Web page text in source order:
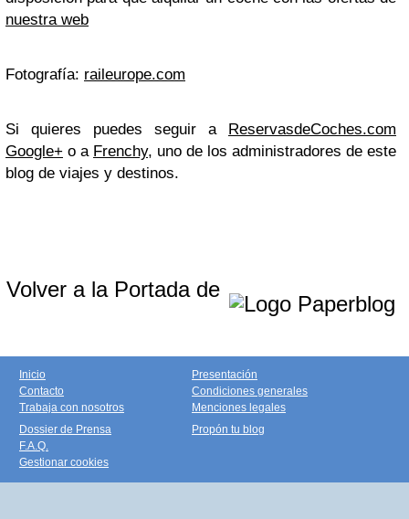
nuestra web
Fotografía: raileurope.com
Si quieres puedes seguir a ReservasdeCoches.com
Google+ o a Frenchy, uno de los administradores de este
blog de viajes y destinos.
Volver a la Portada de
Inicio
Contacto
Trabaja con nosotros
Presentación
Condiciones generales
Menciones legales
Dossier de Prensa
F.A.Q.
Gestionar cookies
Propón tu blog